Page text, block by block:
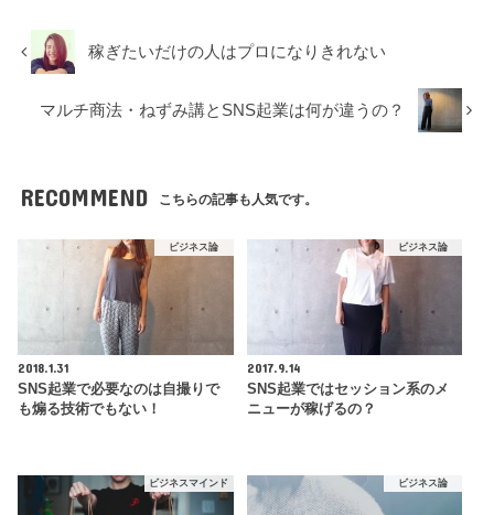
稼ぎたいだけの人はプロになりきれない
マルチ商法・ねずみ講とSNS起業は何が違うの？
RECOMMEND こちらの記事も人気です。
ビジネス論
2018.1.31
SNS起業で必要なのは自撮りで
も煽る技術でもない！
ビジネス論
2017.9.14
SNS起業ではセッション系のメ
ニューが稼げるの？
ビジネスマインド ビジネス論